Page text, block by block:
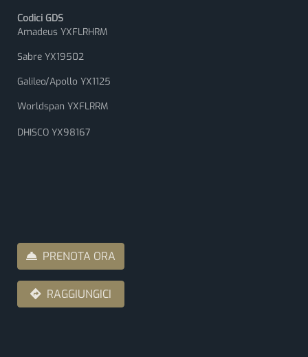
Codici GDS
Amadeus YXFLRHRM
Sabre YX19502
Galileo/Apollo YX1125
Worldspan YXFLRRM
DHISCO YX98167
PRENOTA ORA
RAGGIUNGICI